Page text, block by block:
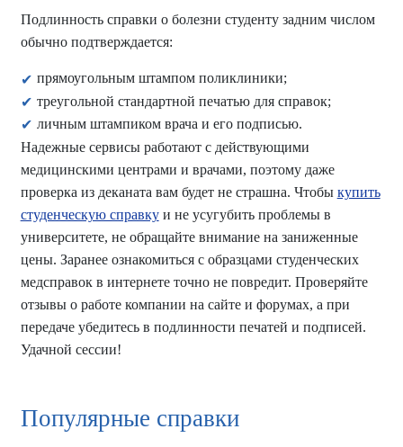
Подлинность справки о болезни студенту задним числом
обычно подтверждается:
прямоугольным штампом поликлиники;
треугольной стандартной печатью для справок;
личным штампиком врача и его подписью.
Надежные сервисы работают с действующими
медицинскими центрами и врачами, поэтому даже
проверка из деканата вам будет не страшна. Чтобы купить
студенческую справкуи не усугубить проблемы в
университете, не обращайте внимание на заниженные
цены. Заранее ознакомиться с образцами студенческих
медсправок в интернете точно не повредит. Проверяйте
отзывы о работе компании на сайте и форумах, а при
передаче убедитесь в подлинности печатей и подписей.
Удачной сессии!
Популярные справки